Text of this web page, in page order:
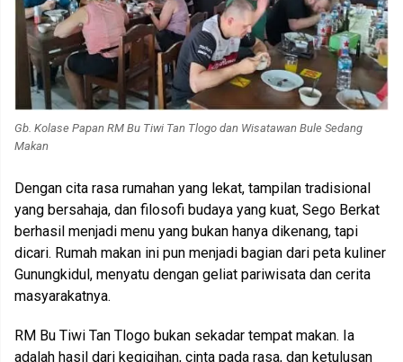
Gb. Kolase Papan RM Bu Tiwi Tan Tlogo dan Wisatawan Bule Sedang
Makan
Dengan cita rasa rumahan yang lekat, tampilan tradisional
yang bersahaja, dan filosofi budaya yang kuat, Sego Berkat
berhasil menjadi menu yang bukan hanya dikenang, tapi
dicari. Rumah makan ini pun menjadi bagian dari peta kuliner
Gunungkidul, menyatu dengan geliat pariwisata dan cerita
masyarakatnya.
RM Bu Tiwi Tan Tlogo bukan sekadar tempat makan. Ia
adalah hasil dari kegigihan, cinta pada rasa, dan ketulusan